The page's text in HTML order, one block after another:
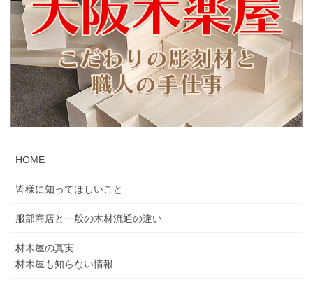
HOME
皆様に知ってほしいこと
服部商店と一般の木材流通の違い
材木屋の真実
材木屋も知らない情報